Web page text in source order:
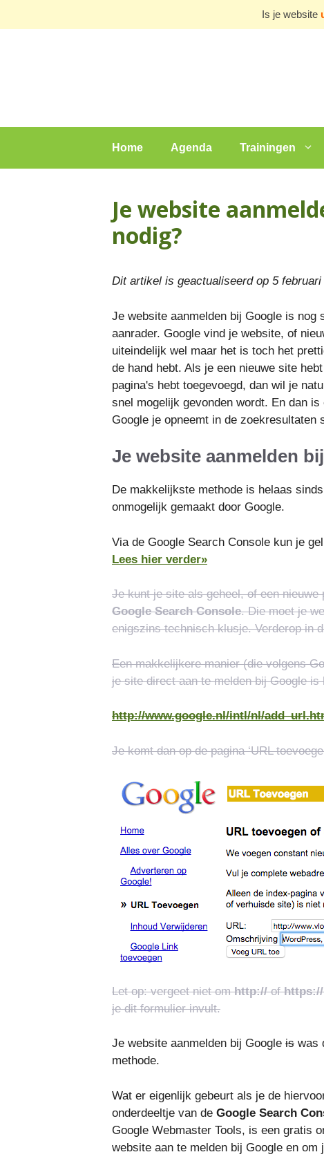
Is je website
Home Agenda Trainingen
Je website
nodig?
Dit artikel is geactualiseerd op 5 februari
Je website aanmelden bij Google is nog
aanrader. Google vind je website, of
uiteindelijk wel maar het is toch het
de hand hebt. Als je een nieuwe site
pagina's hebt toegevoegd, dan wil je
snel mogelijk gevonden wordt. En dan
Google je opneemt in de zoekresultaten
Je website aanmelden
De makkelijkste methode is helaas
onmogelijk gemaakt door Google.
Via de Google Search Console kun je
Lees hier verder»
Je kunt je site als geheel, of een
Google Search Console. Die moet je
enigszins technisch klusje. Verderop in
Een makkelijkere manier (die volgens
je site direct aan te melden bij Google
http://www.google.nl/intl/nl/
Je komt dan op de pagina ‘URL
Let op: vergeet niet omhttp://ofhttps://
je dit formulier invult.
Je website aanmelden bij Google is was
methode.
Wat er eigenlijk gebeurt als je de
onderdeeltje van de Google Search
Google Webmaster Tools, is een gratis
website aan te melden bij Google en